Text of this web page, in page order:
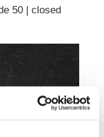
50 | closed